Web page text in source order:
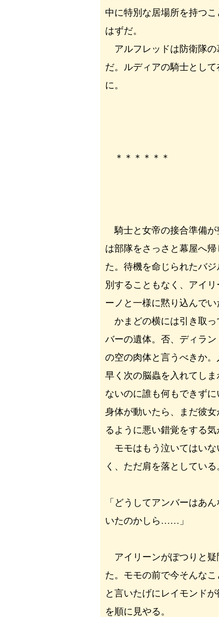
中に特別な居場所を持つ
はずだ。
アルフレッドは防衛隊の
だ。ルディアの騎士とし
に。
＊＊＊＊＊＊
騎士と女帝の接合準備が
は部隊をさっさと幕屋へ
た。待機を命じられたバ
別することもなく、アイ
ーノと一様に黙り込んでい
かまどの横には引き取っ
バーの遺体。否、ディラ
の空の肉体と言うべきか
早く次の脳蟲を入れてし
ないのに誰も何もできず
身体が動いたら、まだ彼
るように悪い錯覚をする
モモはもう泣いてはいな
く、ただ肩を落としている
「どうしてアンバーはあ
いたのかしら……」
アイリーンがぽつりと疑
た。モモの前で今そんな
と言いたげにレイモンド
を順に見やる。